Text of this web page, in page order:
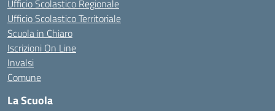
Ufficio Scolastico Regionale
Ufficio Scolastico Territoriale
Scuola in Chiaro
Iscrizioni On Line
Invalsi
Comune
La Scuola